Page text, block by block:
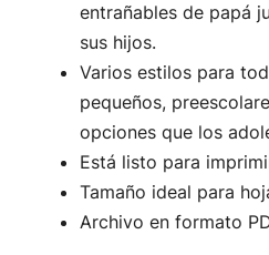
entrañables de papá
sus hijos.
Varios estilos para
pequeños,
opciones que los
Está listo para
Tamaño ideal para
Archivo en formato